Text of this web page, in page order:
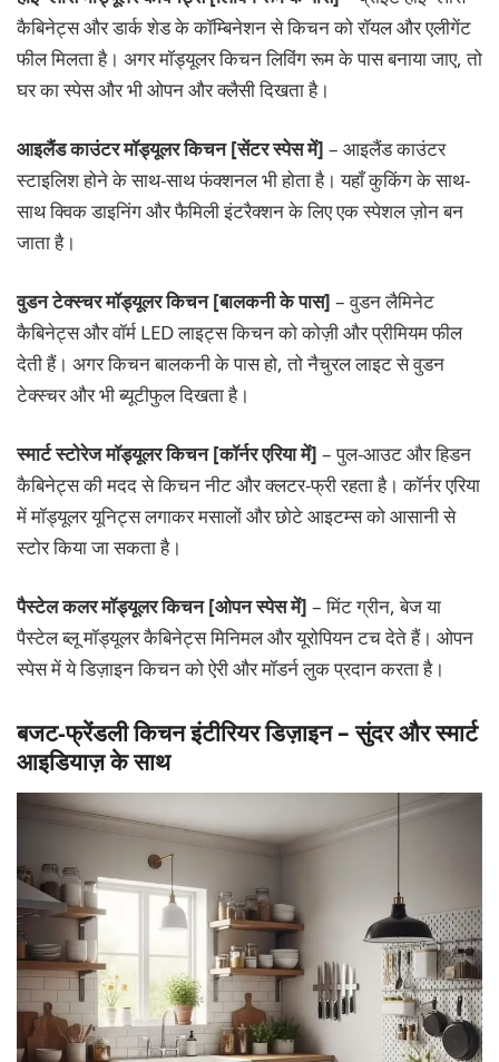
कैबिनेट्स और डार्क शेड के कॉम्बिनेशन से किचन को रॉयल और एलीगेंट
फील मिलता है। अगर मॉड्यूलर किचन लिविंग रूम के पास बनाया जाए, तो
घर का स्पेस और भी ओपन और क्लैसी दिखता है।
आइलैंड काउंटर मॉड्यूलर किचन [सेंटर स्पेस में] – आइलैंड काउंटर
स्टाइलिश होने के साथ-साथ फंक्शनल भी होता है। यहाँ कुकिंग के साथ-
साथ क्विक डाइनिंग और फैमिली इंटरैक्शन के लिए एक स्पेशल ज़ोन बन
जाता है।
वुडन टेक्स्चर मॉड्यूलर किचन [बालकनी के पास] – वुडन लैमिनेट
कैबिनेट्स और वॉर्म LED लाइट्स किचन को कोज़ी और प्रीमियम फील
देती हैं। अगर किचन बालकनी के पास हो, तो नैचुरल लाइट से वुडन
टेक्स्चर और भी ब्यूटीफुल दिखता है।
स्मार्ट स्टोरेज मॉड्यूलर किचन [कॉर्नर एरिया में] – पुल-आउट और हिडन
कैबिनेट्स की मदद से किचन नीट और क्लटर-फ्री रहता है। कॉर्नर एरिया
में मॉड्यूलर यूनिट्स लगाकर मसालों और छोटे आइटम्स को आसानी से
स्टोर किया जा सकता है।
पैस्टेल कलर मॉड्यूलर किचन [ओपन स्पेस में] – मिंट ग्रीन, बेज या
पैस्टेल ब्लू मॉड्यूलर कैबिनेट्स मिनिमल और यूरोपियन टच देते हैं। ओपन
स्पेस में ये डिज़ाइन किचन को ऐरी और मॉडर्न लुक प्रदान करता है।
बजट-फ्रेंडली किचन इंटीरियर डिज़ाइन – सुंदर और स्मार्ट
आइडियाज़ के साथ